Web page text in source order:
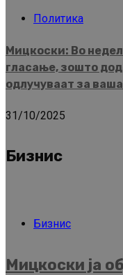
Политика
Мицкоски: Во
гласање, зошто
одлучуваат за
31/10/2025
Бизнис
Бизнис
Мицкоски ја